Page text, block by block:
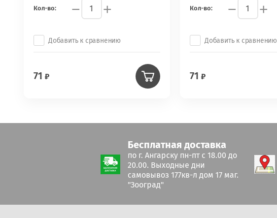
Кол-во: − +
Добавить к сравнению
71
Кол-во: − +
Добавить к сравнению
71
Бесплатная доставка
по г. Ангарску пн-пт с 18.00 до
20.00. Выходные дни
самовывоз 177кв-л дом 17 маг.
"Зооград"